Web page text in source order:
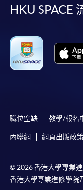
HKU SPACE
職位空缺 教學/報名
內聯網 網頁出版政策
© 2026 香港大學專業
香港大學專業進修學院